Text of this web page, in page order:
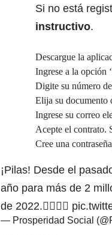
Si no está
instructivo.
Descargue la
Ingrese a la opción
Digite su número
Elija su documento
Ingrese su correo
Acepte el contrato.
Cree una
¡Pilas! Desde el
año para más de 2
de 2022.👇🏻👇🏻
— Prosperidad Social